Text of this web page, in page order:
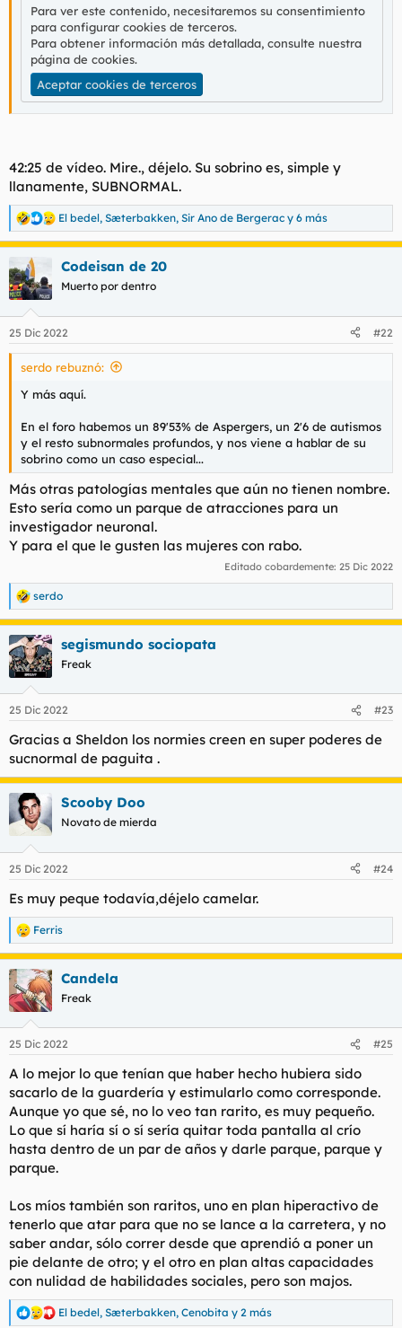
Para ver este contenido, necesitaremos su consentimiento
para configurar cookies de terceros.
Para obtener información más detallada, consulte nuestra
página de cookies.
Aceptar cookies de terceros
42:25 de vídeo. Mire., déjelo. Su sobrino es, simple y
llanamente, SUBNORMAL.
R
e
a
c
c
i
e
s
El bedel, Sæterbakken, Sir Ano de Bergerac y 6 más
Codeisan de 20
Muerto por dentro
25 Dic 2022 #22
serdo rebuznó:
Y más aquí.
En el foro habemos un 89'53% de Aspergers, un 2'6 de autismos
y el resto subnormales profundos, y nos viene a hablar de su
sobrino como un caso especial...
Más otras patologías mentales que aún no tienen nombre.
Esto sería como un parque de atracciones para un
investigador neuronal.
Y para el que le gusten las mujeres con rabo.
Editado cobardemente: 25 Dic 2022
R
e
a
c
c
i
e
:
serdo
segismundo sociopata
Freak
25 Dic 2022 #23
Gracias a Sheldon los normies creen en super poderes de
sucnormal de paguita .
Scooby Doo
Novato de mierda
25 Dic 2022 #24
Es muy peque todavía,déjelo camelar.
R
e
a
c
c
i
e
:
Ferris
Candela
Freak
25 Dic 2022 #25
A lo mejor lo que tenían que haber hecho hubiera sido
sacarlo de la guardería y estimularlo como corresponde.
Aunque yo que sé, no lo veo tan rarito, es muy pequeño.
Lo que sí haría sí o sí sería quitar toda pantalla al crío
hasta dentro de un par de años y darle parque, parque y
parque.
Los míos también son raritos, uno en plan hiperactivo de
tenerlo que atar para que no se lance a la carretera, y no
saber andar, sólo correr desde que aprendió a poner un
pie delante de otro; y el otro en plan altas capacidades
con nulidad de habilidades sociales, pero son majos.
R
El bedel, Sæterbakken, Cenobita y 2 más